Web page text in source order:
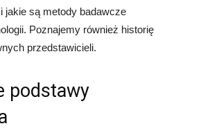
i jakie są metody badawcze
Poznajemy również historię
przedstawicieli.
podstawy